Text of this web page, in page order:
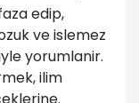
edip,
ve islemez
yorumlanir.
ilim